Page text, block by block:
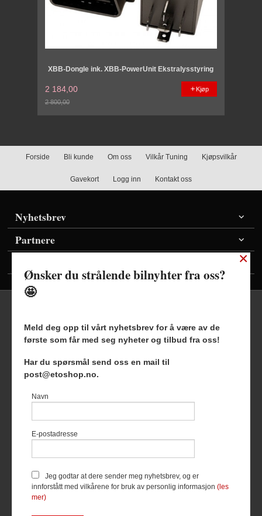
XBB-Dongle ink. XBB-PowerUnit Ekstralysstyring
2 184,00
2 800,00
Kjøp
Forside Bli kunde Om oss Vilkår Tuning Kjøpsvilkår
Gavekort Logg inn Kontakt oss
Nyhetsbrev
Partnere
Frakt Kjøpsbetingelser Sikkerhet og personvern
Nyhetsbrev Blogg
Foretaksregisteret 927127954
du får en bedre kjøpsopplevelse og
bruker cookies hovedsaklig til å
hva du har puttet i handlekurven
din. Fortsett å bruke siden som
×
Ønsker du strålende bilnyhter fra oss?
🤩
Meld deg opp til vårt nyhetsbrev for å være av de
første som får med seg nyheter og tilbud fra oss!
Har du spørsmål send oss en mail til
post@etoshop.no.
Navn
E-postadresse
Jeg godtar at dere sender meg nyhetsbrev, og er
innforstått med vilkårene for bruk av personlig informasjon(les
mer)